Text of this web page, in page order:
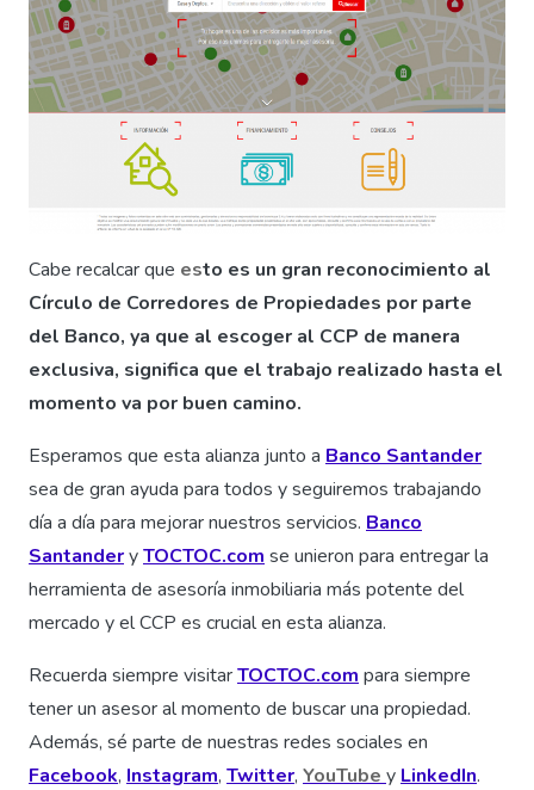
Cabe recalcar que esto es un gran reconocimiento al
Círculo de Corredores de Propiedades por parte
del Banco, ya que al escoger al CCP de manera
exclusiva, significa que el trabajo realizado hasta el
momento va por buen camino.
Esperamos que esta alianza junto a Banco Santander
sea de gran ayuda para todos y seguiremos trabajando
día a día para mejorar nuestros servicios. Banco
SantanderyTOCTOC.com se unieron para entregar la
herramienta de asesoría inmobiliaria más potente del
mercado y el CCP es crucial en esta alianza.
Recuerda siempre visitarTOCTOC.com para siempre
tener un asesor al momento de buscar una propiedad.
Además, sé parte de nuestras redes sociales en
Facebook, Instagram, Twitter, YouTube y LinkedIn.